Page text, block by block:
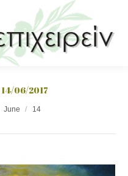
14/06/2017
June 14